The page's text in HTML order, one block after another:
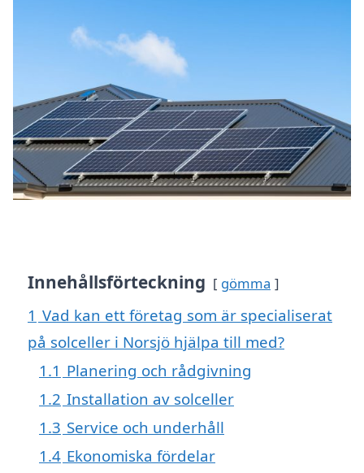
Innehållsförteckning gömma
1 Vad kan ett företag som är specialiserat
på solceller i Norsjö hjälpa till med?
1.1 Planering och rådgivning
1.2 Installation av solceller
1.3 Service och underhåll
1.4 Ekonomiska fördelar